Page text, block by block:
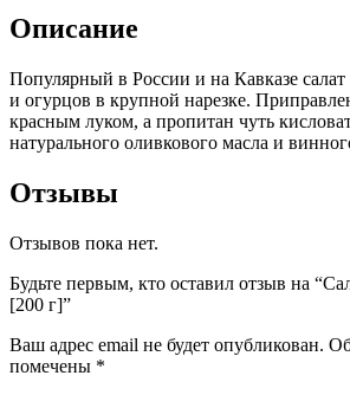
Описание
Популярный в России и на Кавказе
и огурцов в крупной нарезке.
красным луком, а пропитан чуть
натурального оливкового масла и
Отзывы
Отзывов пока нет.
Будьте первым, кто оставил отзыв на
[200 г]”
Ваш адрес email не будет опубликован.
помечены *